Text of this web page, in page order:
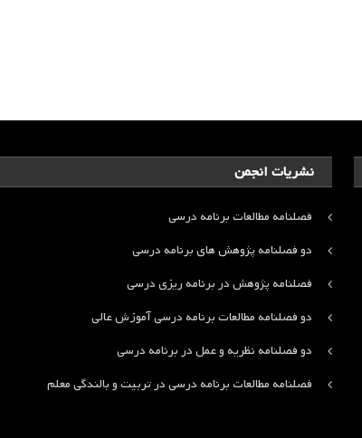
نشریات انجمن
فصلنامه مطالعات برنامه درسی
دو فصلنامه پژوهش های برنامه درسی
فصلنامه پژوهش در برنامه ریزی درسی
دو فصلنامه مطالعات برنامه درسی آموزش عالی
دو فصلنامه نظریه و عمل در برنامه درسی
فصلنامه مطالعات برنامه درسی در تربیت و بالندگی معلم